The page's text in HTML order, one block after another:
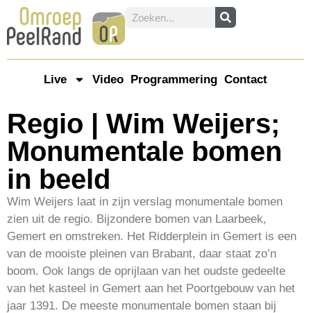
Live Video Programmering Contact
Regio | Wim Weijers;
Monumentale bomen
in beeld
Wim Weijers laat in zijn verslag monumentale bomen
zien uit de regio. Bijzondere bomen van Laarbeek,
Gemert en omstreken. Het Ridderplein in Gemert is een
van de mooiste pleinen van Brabant, daar staat zo’n
boom. Ook langs de oprijlaan van het oudste gedeelte
van het kasteel in Gemert aan het Poortgebouw van het
jaar 1391. De meeste monumentale bomen staan bij